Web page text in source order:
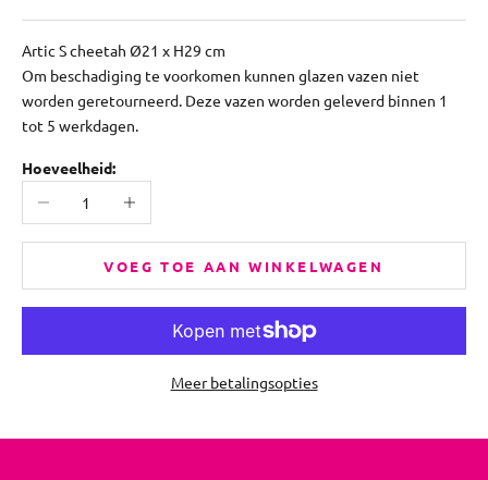
Artic S cheetah Ø21 x H29 cm
Om beschadiging te voorkomen kunnen glazen vazen niet
worden geretourneerd. Deze vazen worden geleverd binnen 1
tot 5 werkdagen.
Hoeveelheid:
Aantal verlagenAantal verhogen
VOEG TOE AAN WINKELWAGEN
Meer betalingsopties